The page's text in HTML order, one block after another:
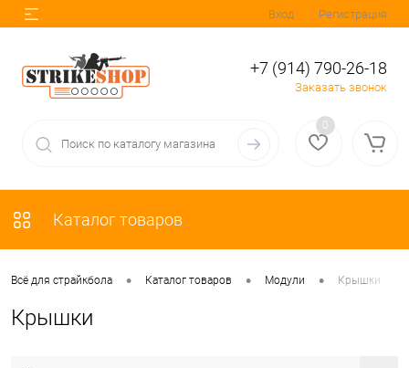
Вход Регистрация
+7 (914) 790-26-18
Заказать звонок
0
Каталог товаров
Всё для страйкбола • Каталог товаров • Модули • Крышки
Крышки